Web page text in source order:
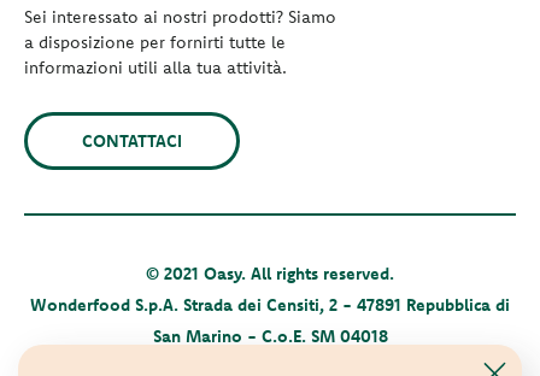
Sei interessato ai nostri prodotti? Siamo
a disposizione per fornirti tutte le
informazioni utili alla tua attività.
CONTATTACI
© 2021 Oasy. All rights reserved.
Wonderfood S.p.A. Strada dei Censiti, 2 - 47891 Repubblica di
San Marino - C.o.E. SM 04018